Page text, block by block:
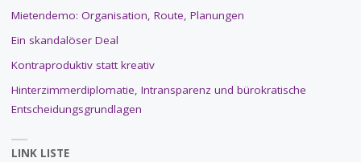
Mietendemo: Organisation, Route, Planungen
Ein skandalöser Deal
Kontraproduktiv statt kreativ
Hinterzimmerdiplomatie, Intransparenz und bürokratische
Entscheidungsgrundlagen
LINK LISTE